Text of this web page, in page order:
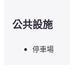
化妝水，洗
【設施及用品】
公共設施
停車場